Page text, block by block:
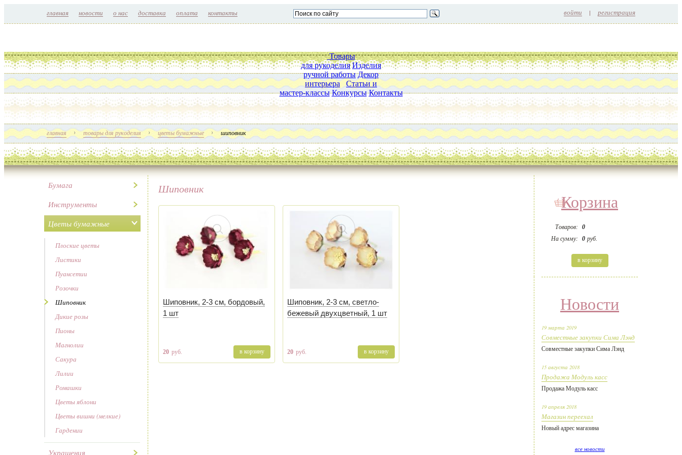
главная новости о нас доставка оплата контакты войти регистрация
Товары
для рукоделия Изделия
ручной работы Декор
интерьера
Статьи и
мастер-классы Конкурсы Контакты
главная товары для рукоделия цветы бумажные шиповник
Бумага
Инструменты
Цветы бумажные
Плоские цветы
Листики
Пуансетии
Розочки
Шиповник
Дикие розы
Пионы
Магнолии
Сакура
Лилии
Ромашки
Цветы яблони
Цветы вишни (мелкие)
Гардении
Украшения
Шиповник
Шиповник, 2-3 см, бордовый,
1 шт
20 руб. в корзину
Шиповник, 2-3 см, светло-
бежевый двухцветный, 1 шт
20 руб. в корзину
Корзина
Товаров:
0
На сумму:
0 руб.
в корзину
Новости
19 марта 2019
Совместные закупки Сима Лэнд
Совместные закупки Сима Лэнд
15 августа 2018
Продажа Модуль касс
Продажа Модуль касс
19 апреля 2018
Магазин переехал
Новый адрес магазина
все новости